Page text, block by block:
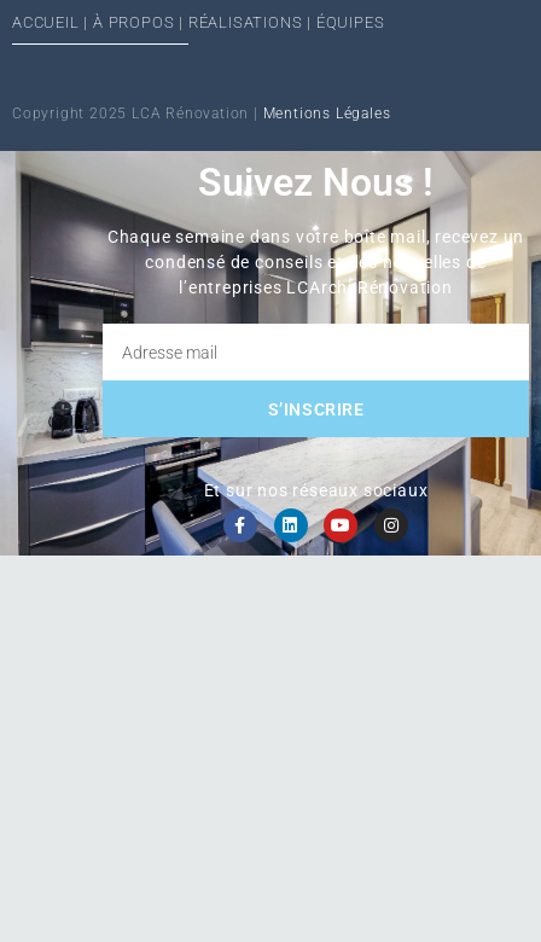
ACCUEIL |À PROPOS | RÉALISATIONS | ÉQUIPES
Copyright 2025 LCA Rénovation | Mentions Légales
Suivez Nous !
Chaque semaine dans votre boîte mail, recevez un
condensé de conseils et des nouvelles de
l’entreprises LCArchi Rénovation
S’INSCRIRE
Et sur nos réseaux sociaux